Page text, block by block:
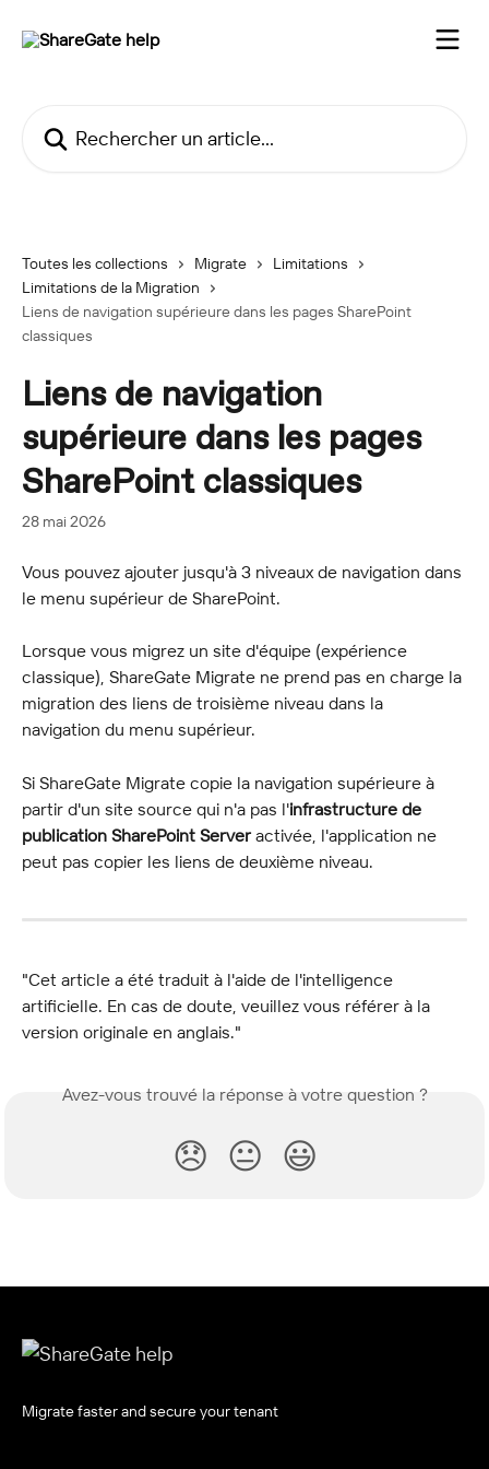
Toutes les collections Migrate
Limitations
Limitations de la Migration
Liens de navigation supérieure dans les pages SharePoint
classiques
Liens de navigation
supérieure dans les pages
SharePoint classiques
28 mai 2026
Vous pouvez ajouter jusqu'à 3 niveaux de navigation dans
le menu supérieur de SharePoint.
Lorsque vous migrez un site d'équipe (expérience
classique), ShareGate Migrate ne prend pas en charge la
migration des liens de troisième niveau dans la
navigation du menu supérieur.
Si ShareGate Migrate copie la navigation supérieure à
partir d'un site source qui n'a pas l'infrastructure de
publication SharePoint Server activée, l'application ne
peut pas copier les liens de deuxième niveau.
"Cet article a été traduit à l'aide de l'intelligence
artificielle. En cas de doute, veuillez vous référer à la
version originale en anglais."
Avez-vous trouvé la réponse à votre question ?
😞 😐 😃
Migrate faster and secure your tenant